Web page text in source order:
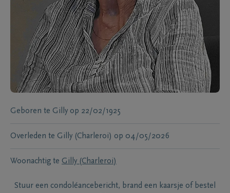
Geboren te Gilly op 22/02/1925
Overleden te Gilly (Charleroi) op 04/05/2026
Woonachtig te Gilly (Charleroi)
Stuur een condoléancebericht, brand een kaarsje of bestel